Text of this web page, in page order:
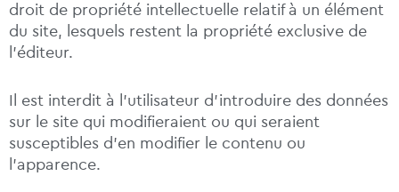
droit de propriété intellectuelle relatif à un élément
du site, lesquels restent la propriété exclusive de
l’éditeur.
Il est interdit à l’utilisateur d’introduire des données
sur le site qui modifieraient ou qui seraient
susceptibles d’en modifier le contenu ou
l’apparence.